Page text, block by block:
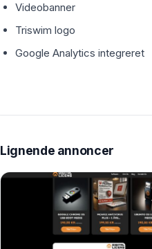
Videobanner
Triswim logo
Google Analytics integreret
Lignende annoncer